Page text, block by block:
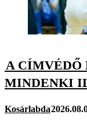
A CÍMVÉDŐ
MINDENKI
Kosárlabda